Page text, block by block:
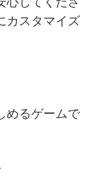
カスタマイズ
めるゲームで